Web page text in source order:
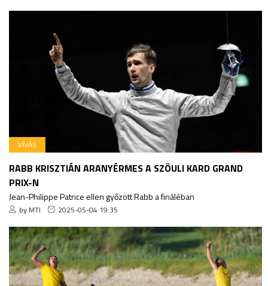
VÍVÁS
RABB KRISZTIÁN ARANYÉRMES A SZÖULI KARD GRAND
PRIX-N
Jean-Philippe Patrice ellen győzött Rabb a fináléban
by MTI 2025-05-04 19:35